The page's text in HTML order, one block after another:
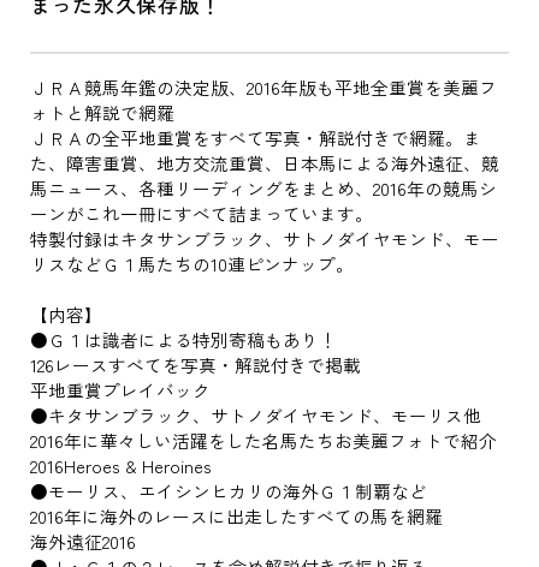
ＪＲＡ競馬年鑑の決定版、2016年版も平地全重賞を美麗フ
ォトと解説で網羅
ＪＲＡの全平地重賞をすべて写真・解説付きで網羅。ま
た、障害重賞、地方交流重賞、日本馬による海外遠征、競
馬ニュース、各種リーディングをまとめ、2016年の競馬シ
ーンがこれ一冊にすべて詰まっています。
特製付録はキタサンブラック、サトノダイヤモンド、モー
リスなどＧ１馬たちの10連ピンナップ。
【内容】
●Ｇ１は識者による特別寄稿もあり！
126レースすべてを写真・解説付きで掲載
平地重賞プレイバック
●キタサンブラック、サトノダイヤモンド、モーリス他
2016年に華々しい活躍をした名馬たちお美麗フォトで紹介
2016Heroes & Heroines
●モーリス、エイシンヒカリの海外Ｇ１制覇など
2016年に海外のレースに出走したすべての馬を網羅
海外遠征2016